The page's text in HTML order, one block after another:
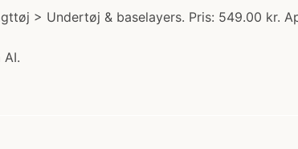
> Undertøj & baselayers. Pris: 549.00 kr.